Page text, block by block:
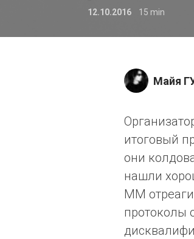
12.10.2016 15
Майя
итоговый
они
нашли
ММ
протоколы